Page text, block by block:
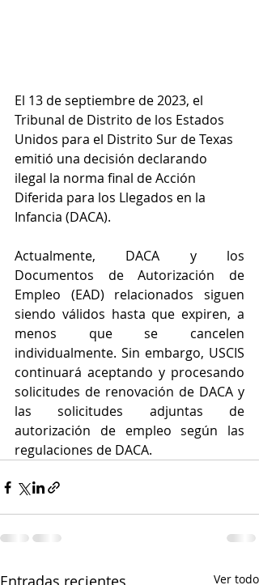
El 13 de septiembre de 2023, el
Tribunal de Distrito de los Estados
Unidos para el Distrito Sur de Texas
emitió una decisión declarando
ilegal la norma final de Acción
Diferida para los Llegados en la
Infancia (DACA).
Actualmente, DACA y los
Documentos de Autorización de
Empleo (EAD) relacionados siguen
siendo válidos hasta que expiren, a
menos que se cancelen
individualmente. Sin embargo, USCIS
continuará aceptando y procesando
solicitudes de renovación de DACA y
las solicitudes adjuntas de
autorización de empleo según las
regulaciones de DACA.
Entradas recientes Ver todo